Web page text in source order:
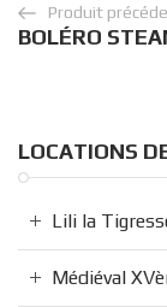
Produit
BOLÉRO
LOCATIONS
Lili la
Médiéval